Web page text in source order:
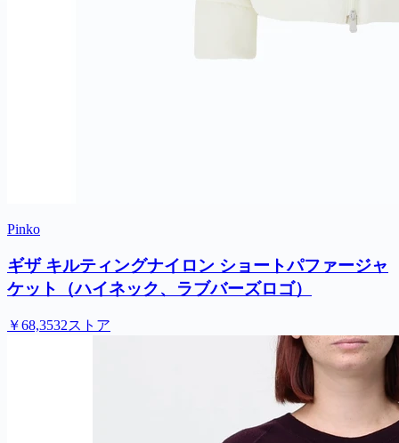
Pinko
ギザ キルティングナイロン ショートパファージャ
ケット（ハイネック、ラブバーズロゴ）
￥68,3532ストア